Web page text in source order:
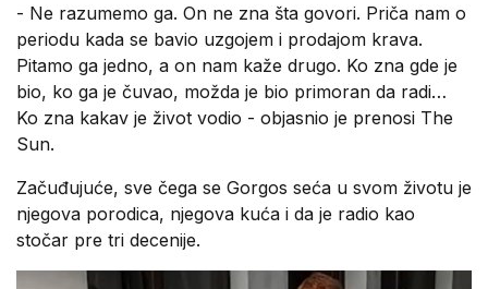
- Ne razumemo ga. On ne zna šta govori. Priča nam o
periodu kada se bavio uzgojem i prodajom krava.
Pitamo ga jedno, a on nam kaže drugo. Ko zna gde je
bio, ko ga je čuvao, možda je bio primoran da radi…
Ko zna kakav je život vodio - objasnio je prenosi The
Sun.
Začuđujuće, sve čega se Gorgos seća u svom životu je
njegova porodica, njegova kuća i da je radio kao
stočar pre tri decenije.